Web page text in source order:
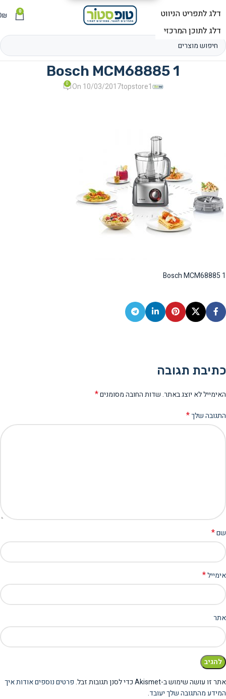
תפריט 0
₪
Bosch MCM68885 1
topstore1
On 10/03/2017
0
Bosch MCM68885 1
כתיבת תגובה
האימייל לא יוצג באתר.שדות החובה מסומנים*
התגובה שלך*
שם*
אימייל*
אתר
אתר זו עושה שימוש ב-Akismet כדי לסנן תגובות זבל.
פרטים נוספים אודות איך
המידע מהתגובה שלך יעובד.